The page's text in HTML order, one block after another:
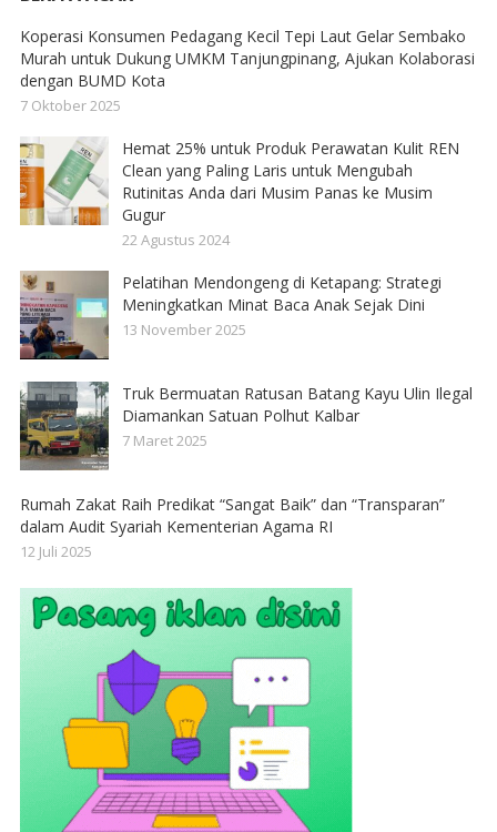
Koperasi Konsumen Pedagang Kecil Tepi Laut Gelar Sembako
Murah untuk Dukung UMKM Tanjungpinang, Ajukan Kolaborasi
dengan BUMD Kota
7 Oktober 2025
Hemat 25% untuk Produk Perawatan Kulit REN
Clean yang Paling Laris untuk Mengubah
Rutinitas Anda dari Musim Panas ke Musim
Gugur
22 Agustus 2024
Pelatihan Mendongeng di Ketapang: Strategi
Meningkatkan Minat Baca Anak Sejak Dini
13 November 2025
Truk Bermuatan Ratusan Batang Kayu Ulin Ilegal
Diamankan Satuan Polhut Kalbar
7 Maret 2025
Rumah Zakat Raih Predikat “Sangat Baik” dan “Transparan”
dalam Audit Syariah Kementerian Agama RI
12 Juli 2025